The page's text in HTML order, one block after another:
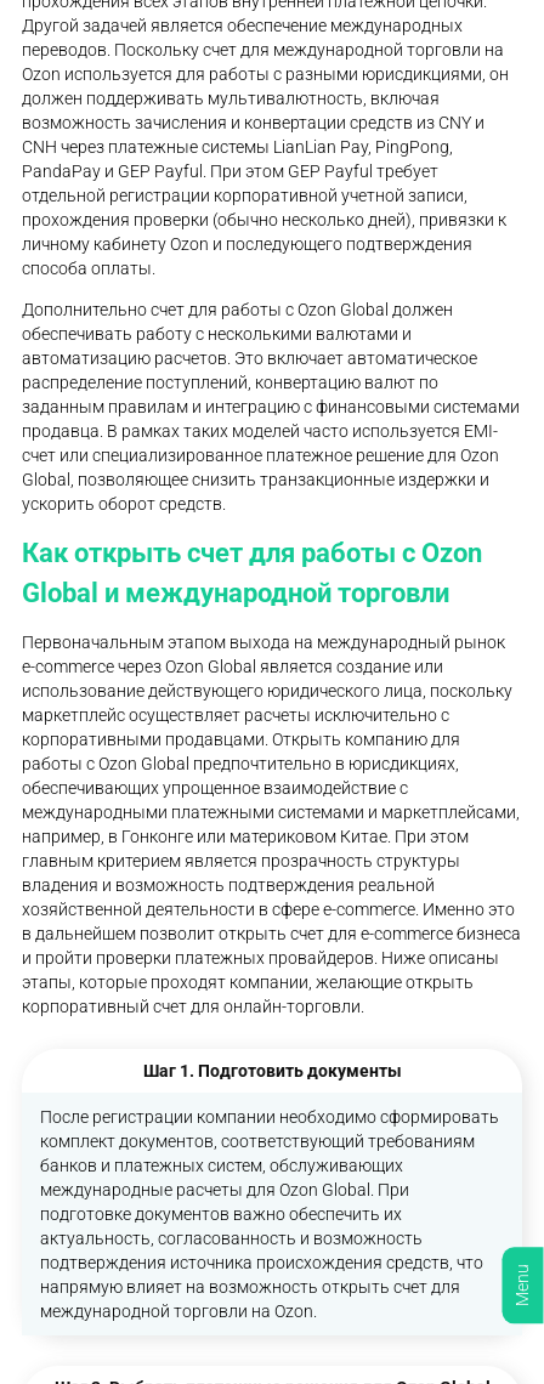
Другой задачей является обеспечение международных
переводов. Поскольку счет для международной торговли на
Ozon используется для работы с разными юрисдикциями, он
должен поддерживать мультивалютность, включая
возможность зачисления и конвертации средств из CNY и
CNH через платежные системы LianLian Pay, PingPong,
PandaPay и GEP Payful. При этом GEP Payful требует
отдельной регистрации корпоративной учетной записи,
прохождения проверки (обычно несколько дней), привязки к
личному кабинету Ozon и последующего подтверждения
способа оплаты.
Дополнительно счет для работы с Ozon Global должен
обеспечивать работу с несколькими валютами и
автоматизацию расчетов. Это включает автоматическое
распределение поступлений, конвертацию валют по
заданным правилам и интеграцию с финансовыми системами
продавца. В рамках таких моделей часто используется EMI-
счет или специализированное платежное решение для Ozon
Global, позволяющее снизить транзакционные издержки и
ускорить оборот средств.
Как открыть счет для работы с Ozon
Global и международной торговли
Первоначальным этапом выхода на международный рынок
e-commerce через Ozon Global является создание или
использование действующего юридического лица, поскольку
маркетплейс осуществляет расчеты исключительно с
корпоративными продавцами. Открыть компанию для
работы с Ozon Global предпочтительно в юрисдикциях,
обеспечивающих упрощенное взаимодействие с
международными платежными системами и маркетплейсами,
например, в Гонконге или материковом Китае. При этом
главным критерием является прозрачность структуры
владения и возможность подтверждения реальной
хозяйственной деятельности в сфере e-commerce. Именно это
в дальнейшем позволит открыть счет для e-commerce бизнеса
и пройти проверки платежных провайдеров. Ниже описаны
этапы, которые проходят компании, желающие открыть
корпоративный счет для онлайн-торговли.
Шаг 1. Подготовить документы
После регистрации компании необходимо сформировать
комплект документов, соответствующий требованиям
банков и платежных систем, обслуживающих
международные расчеты для Ozon Global. При
подготовке документов важно обеспечить их
актуальность, согласованность и возможность
подтверждения источника происхождения средств, что
напрямую влияет на возможность открыть счет для
международной торговли на Ozon.
Menu